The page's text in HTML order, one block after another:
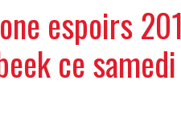
espoirs
ce